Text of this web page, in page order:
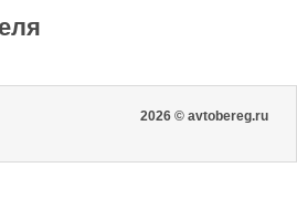
2026 © avtobereg.ru